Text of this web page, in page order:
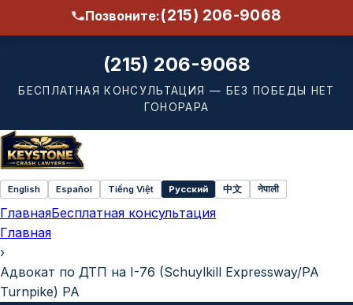
Позвоните:(215) 206-9068
(215) 206-9068
БЕСПЛАТНАЯ КОНСУЛЬТАЦИЯ — БЕЗ ПОБЕДЫ НЕТ
ГОНОРАРА
Select
language
English Español Tiếng Việt Русский 中文 नेपाली
ГлавнаяБесплатная консультация
Главная
›
Адвокат по ДТП на I-76 (Schuylkill Expressway/PA
Turnpike) PA